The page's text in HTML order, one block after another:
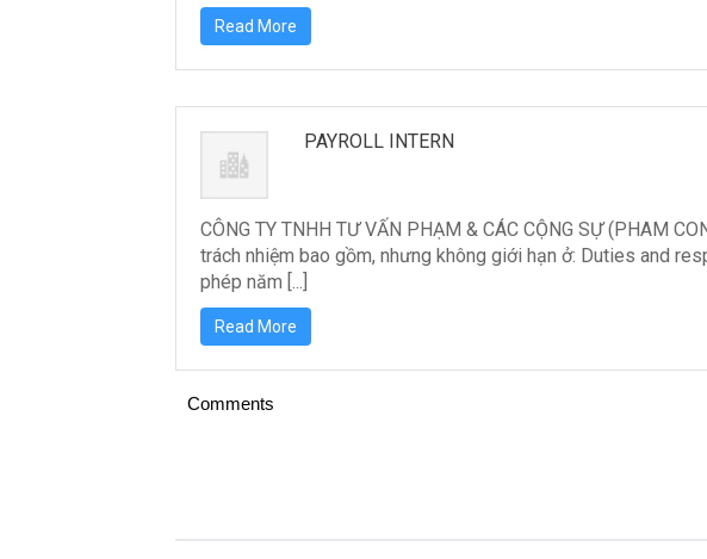
Read More
PAYROLL INTERN
CÔNG TY TNHH TƯ VẤN PHẠM & CÁC CỘNG SỰ (PHAM
trách nhiệm bao gồm, nhưng không giới hạn ở: Duties and
phép năm [...]
Read More
Comments